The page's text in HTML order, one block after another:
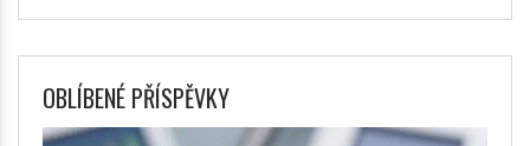
OBLÍBENÉ PŘÍSPĚVKY